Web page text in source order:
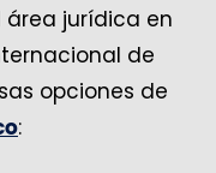
jurídica en
de
opciones de
: